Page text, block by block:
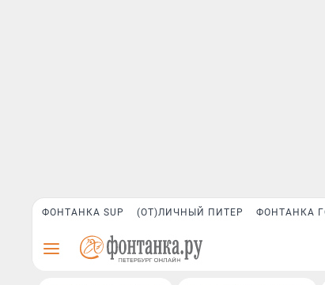
ФОНТАНКА SUP (ОТ)ЛИЧНЫЙ ПИТЕР ФОНТАНКА